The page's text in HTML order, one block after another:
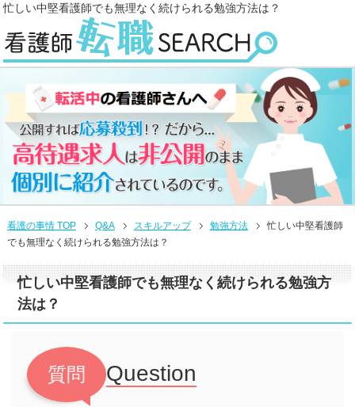
忙しい中堅看護師でも無理なく続けられる勉強方法は？
看護の事情 TOP Q&A スキルアップ 勉強方法
忙しい中堅看護師
でも無理なく続けられる勉強方法は？
忙しい中堅看護師でも無理なく続けられる勉強方
法は？
質問 Question